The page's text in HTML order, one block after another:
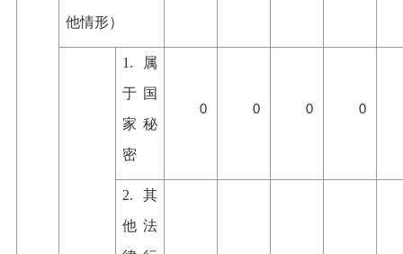
他情形）
1.属
于国
家秘
密
0 0 0 0
2.其
他法